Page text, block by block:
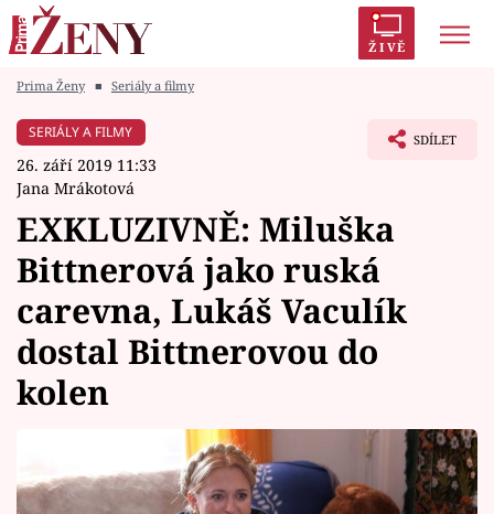
ŽIVĚ
Módní alarm
Témata
Celebrity
Vztahy
Horoskopy
Prima Ženy ■ Seriály a filmy
SERIÁLY A FILMY
26. září 2019 11:33
Jana Mrákotová
SDÍLET
EXKLUZIVNĚ: Miluška
Bittnerová jako ruská
carevna, Lukáš Vaculík
dostal Bittnerovou do
kolen